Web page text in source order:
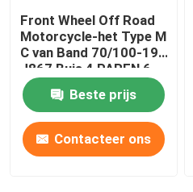
Front Wheel Off Road
Motorcycle-het Type M
C van Band 70/100-19
J867 Buis 4 PAREN 6
PAREN TT
Beste prijs
Contacteer ons